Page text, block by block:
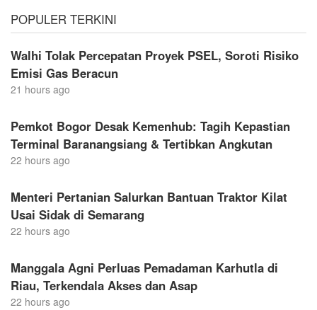
POPULER TERKINI
Walhi Tolak Percepatan Proyek PSEL, Soroti Risiko
Emisi Gas Beracun
21 hours ago
Pemkot Bogor Desak Kemenhub: Tagih Kepastian
Terminal Baranangsiang & Tertibkan Angkutan
22 hours ago
Menteri Pertanian Salurkan Bantuan Traktor Kilat
Usai Sidak di Semarang
22 hours ago
Manggala Agni Perluas Pemadaman Karhutla di
Riau, Terkendala Akses dan Asap
22 hours ago